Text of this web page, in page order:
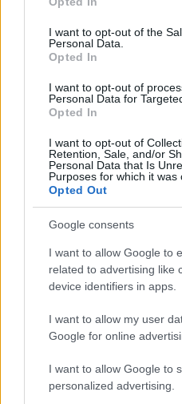
use your data for below
consent section.
I want to opt-out of the
Personal Data.
Opted In
I want to opt-out of
Personal Data for
Opted In
I want to opt-out of
Retention, Sale, and/or
Personal Data that Is
Purposes for which it was
Opted Out
Google consents
I want to allow Google to
related to advertising like
device identifiers in apps.
I want to allow my user
Google for online
I want to allow Google to
personalized advertising.
Kirúgták vagy nem az
Persze tévedni emberi
lenne utóélete a
utána az, ami. Valaki
igazgató
sajtófotót, amelyet
Facebook oldalára az
javított fotón már Bibok
szalagot, hála a
Olvasónk, aki felhívta
megírta, hogy ezzel